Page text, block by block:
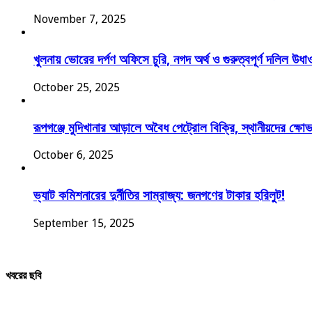
November 7, 2025
খুলনায় ভোরের দর্পণ অফিসে চুরি, নগদ অর্থ ও গুরুত্বপূর্ণ দলিল
October 25, 2025
রূপগঞ্জে মুদিখানার আড়ালে অবৈধ পেট্রোল বিক্রি, স্থানীয়দের ক্ষোভ
October 6, 2025
ভ্যাট কমিশনারের দুর্নীতির সাম্রাজ্য: জনগণের টাকার হরিলুট!
September 15, 2025
খবরের ছবি